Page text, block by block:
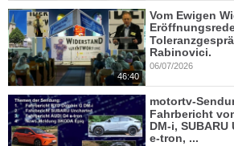
46:40
Vom Ewigen
Rabinovici.
06/07/2026
motortv-
Fahrbericht
DM-i, SUBARU
e-tron, ...